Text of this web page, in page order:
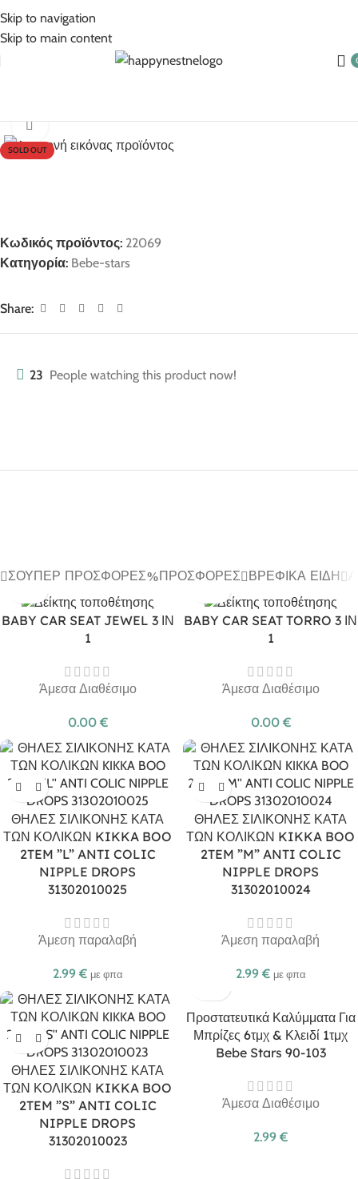
Skip to navigation
Skip to main content
SOLD OUT
Click to enlarge
Κωδικός προϊόντος: 22069
Κατηγορία: Bebe-stars
Share:
23 People watching this product now!
ΣΟΎΠΕΡ ΠΡΟΣΦΟΡΈΣ ΠΡΟΣΦΟΡΈΣ ΒΡΕΦΙΚΆ ΕΊΔΗ
BABY CAR SEAT JEWEL 3 ΙΝ
1
Άμεσα Διαθέσιμο
0.00 €
BABY CAR SEAT TORRO 3 ΙΝ
1
Άμεσα Διαθέσιμο
0.00 €
ΘΗΛΕΣ ΣΙΛΙΚΟΝΗΣ ΚΑΤΑ
ΤΩΝ ΚΟΛΙΚΩΝ KIKKA BOO
2TEM ”L” ANTI COLIC
NIPPLE DROPS
31302010025
Άμεση παραλαβή
2.99 € με φπα
ΘΗΛΕΣ ΣΙΛΙΚΟΝΗΣ ΚΑΤΑ
ΤΩΝ ΚΟΛΙΚΩΝ KIKKA BOO
2TEM ”M” ANTI COLIC
NIPPLE DROPS
31302010024
Άμεση παραλαβή
2.99 € με φπα
ΘΗΛΕΣ ΣΙΛΙΚΟΝΗΣ ΚΑΤΑ
ΤΩΝ ΚΟΛΙΚΩΝ KIKKA BOO
2TEM ”S” ANTI COLIC
NIPPLE DROPS
31302010023
Προστατευτικά Καλύμματα Για
Μπρίζες 6τμχ & Κλειδί 1τμχ
Bebe Stars 90-103
Άμεσα Διαθέσιμο
2.99 €
5% Επιπλέον έκπτωση για πληρωμές με κάρτα!